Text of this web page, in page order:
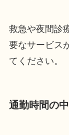
救急や夜間診
要なサービス
てください。
通勤時間の